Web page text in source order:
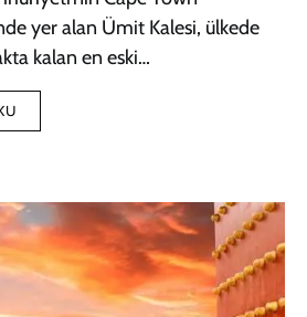
yer alan Ümit Kalesi, ülkede
kalan en eski…